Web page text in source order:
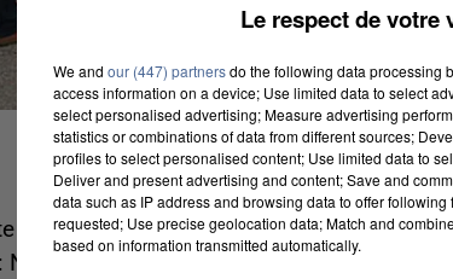
de proximité a lieu quartier Sud-Est, jeudi
Lavallard, adjointe au maire
Le respect de votre
We and our (447) partnersdo the following data processing
access information on a device; Use limited data to select
select personalised advertising; Measure advertising
statistics or combinations of data from different sources;
profiles to select personalised content; Use limited data to
Deliver and present advertising and content; Save and
data such as IP address and browsing data to offer
requested; Use precise geolocation data; Match and
based on information transmitted automatically.